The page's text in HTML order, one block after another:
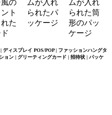
ィスプレイ POS/POP | ファッションハングタ
ョン | グリーティングカード | 招待状 | パッケ